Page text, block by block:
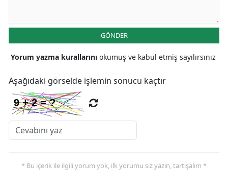
GÖNDER
Yorum yazma kurallarını okumuş ve kabul etmiş sayılırsınız
Aşağıdaki görselde işlemin sonucu kaçtır
* Bu içerik ile ilgili yorum yok, ilk yorumu siz yazın, tartışalım *